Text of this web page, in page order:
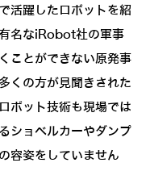
活躍したロボットを紹
名なiRobot社の軍事
ことができない原発事
くの方が見聞きされた
ボット技術も現場では
ショベルカーやダンプ
容姿をしていません